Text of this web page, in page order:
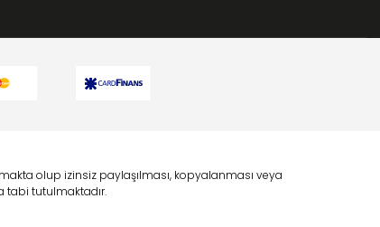
olup izinsiz paylaşılması, kopyalanması veya
tabi tutulmaktadır.